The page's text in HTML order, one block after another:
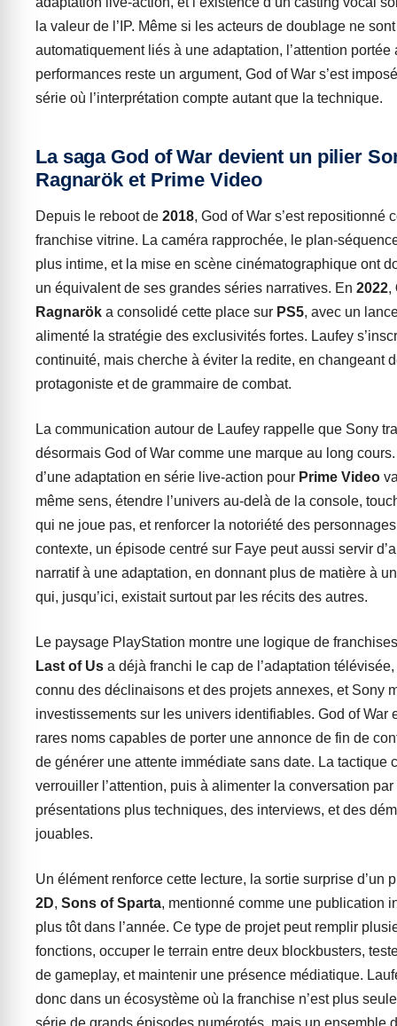
la valeur de l’IP. Même si les acteurs de doublage ne
automatiquement liés à une adaptation, l’attention portée
performances reste un argument, God of War s’est
série où l’interprétation compte autant que la technique.
La saga God of War devient un pilier
Ragnarök et Prime Video
Depuis le reboot de 2018, God of War s’est repositionné
franchise vitrine. La caméra rapprochée, le plan-
plus intime, et la mise en scène cinématographique ont
un équivalent de ses grandes séries narratives. En 2022,
Ragnarök a consolidé cette place sur PS5, avec un
alimenté la stratégie des exclusivités fortes. Laufey
continuité, mais cherche à éviter la redite, en changeant
protagoniste et de grammaire de combat.
La communication autour de Laufey rappelle que Sony
désormais God of War comme une marque au long
d’une adaptation en série live-action pour Prime Video
même sens, étendre l’univers au-delà de la console,
qui ne joue pas, et renforcer la notoriété des
contexte, un épisode centré sur Faye peut aussi servir
narratif à une adaptation, en donnant plus de matière à
qui, jusqu’ici, existait surtout par les récits des autres.
Le paysage PlayStation montre une logique de
Last of Us a déjà franchi le cap de l’adaptation télévisée,
connu des déclinaisons et des projets annexes, et Sony
investissements sur les univers identifiables. God of War
rares noms capables de porter une annonce de fin de
de générer une attente immédiate sans date. La tactique
verrouiller l’attention, puis à alimenter la conversation par
présentations plus techniques, des interviews, et des
jouables.
Un élément renforce cette lecture, la sortie surprise d’un
2D, Sons of Sparta, mentionné comme une publication
plus tôt dans l’année. Ce type de projet peut remplir
fonctions, occuper le terrain entre deux blockbusters,
de gameplay, et maintenir une présence médiatique.
donc dans un écosystème où la franchise n’est plus